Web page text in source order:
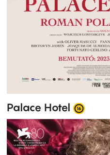
Palace Hotel